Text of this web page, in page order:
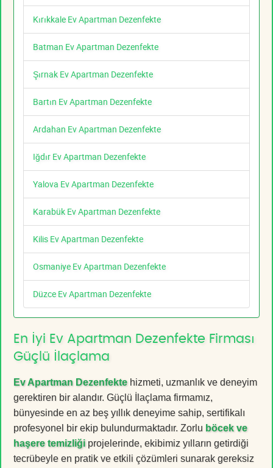
Kırıkkale Ev Apartman Dezenfekte
Batman Ev Apartman Dezenfekte
Şırnak Ev Apartman Dezenfekte
Bartın Ev Apartman Dezenfekte
Ardahan Ev Apartman Dezenfekte
Iğdır Ev Apartman Dezenfekte
Yalova Ev Apartman Dezenfekte
Karabük Ev Apartman Dezenfekte
Kilis Ev Apartman Dezenfekte
Osmaniye Ev Apartman Dezenfekte
Düzce Ev Apartman Dezenfekte
En İyi Ev Apartman Dezenfekte Firması
Güçlü İlaçlama
Ev Apartman Dezenfektehizmeti, uzmanlık ve deneyim
gerektiren bir alandır. Güçlü İlaçlama firmamız,
bünyesinde en az beş yıllık deneyime sahip, sertifikalı
profesyonel bir ekip bulundurmaktadır. Zorlu böcek ve
haşere temizliği projelerinde, ekibimiz yılların getirdiği
tecrübeyle en pratik ve etkili çözümleri sunarak gereksiz